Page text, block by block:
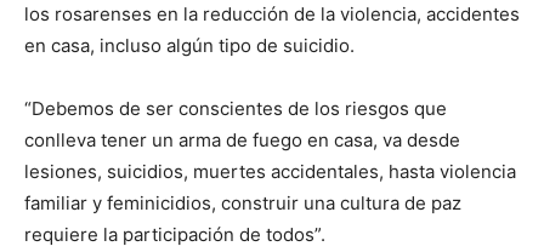
los rosarenses en la reducción de la violencia, accidentes
en casa, incluso algún tipo de suicidio.
“Debemos de ser conscientes de los riesgos que
conlleva tener un arma de fuego en casa, va desde
lesiones, suicidios, muertes accidentales, hasta violencia
familiar y feminicidios, construir una cultura de paz
requiere la participación de todos”.